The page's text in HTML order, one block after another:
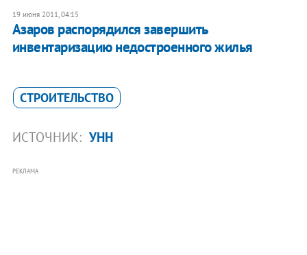
19 июня 2011, 04:15
Азаров распорядился завершить
инвентаризацию недостроенного жилья
СТРОИТЕЛЬСТВО
ИСТОЧНИК: УНН
РЕКЛАМА